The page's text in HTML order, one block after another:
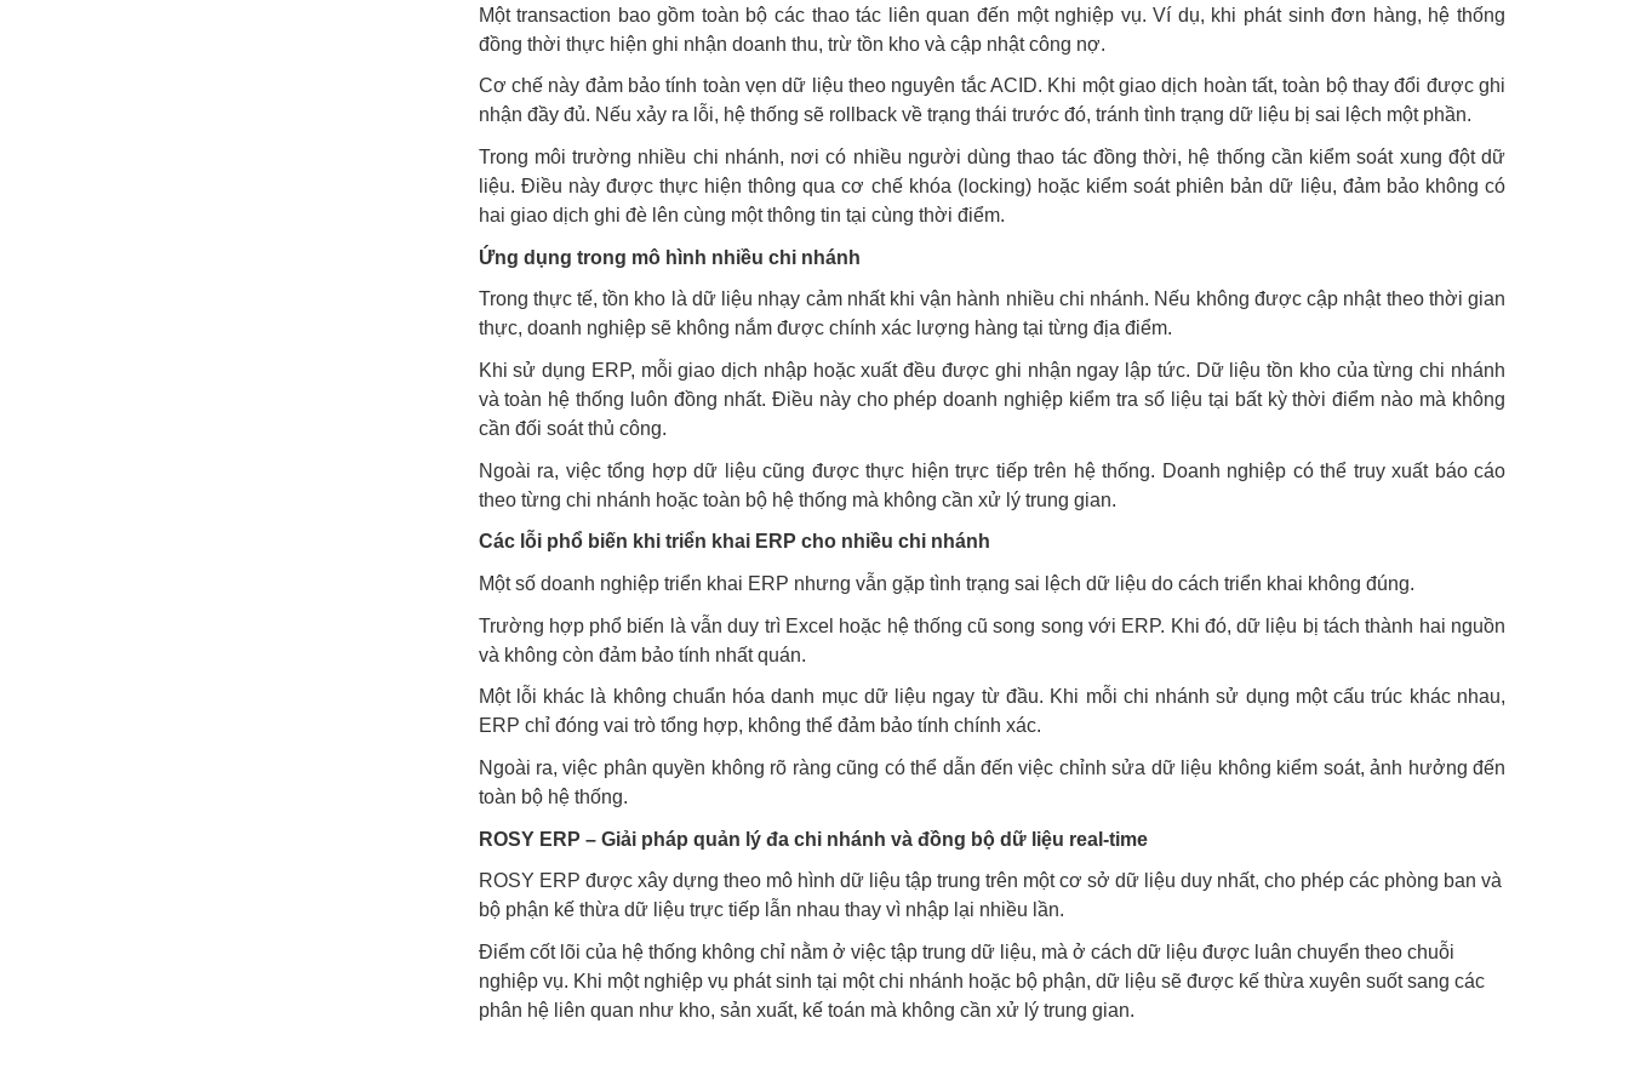
Một transaction bao gồm toàn bộ các thao tác liên quan đến một nghiệp vụ. Ví dụ, khi phát sinh đơn hàng, hệ thống
đồng thời thực hiện ghi nhận doanh thu, trừ tồn kho và cập nhật công nợ.
Cơ chế này đảm bảo tính toàn vẹn dữ liệu theo nguyên tắc ACID. Khi một giao dịch hoàn tất, toàn bộ thay đổi được ghi
nhận đầy đủ. Nếu xảy ra lỗi, hệ thống sẽ rollback về trạng thái trước đó, tránh tình trạng dữ liệu bị sai lệch một phần.
Trong môi trường nhiều chi nhánh, nơi có nhiều người dùng thao tác đồng thời, hệ thống cần kiểm soát xung đột dữ
liệu. Điều này được thực hiện thông qua cơ chế khóa (locking) hoặc kiểm soát phiên bản dữ liệu, đảm bảo không có
hai giao dịch ghi đè lên cùng một thông tin tại cùng thời điểm.
Ứng dụng trong mô hình nhiều chi nhánh
Trong thực tế, tồn kho là dữ liệu nhạy cảm nhất khi vận hành nhiều chi nhánh. Nếu không được cập nhật theo thời gian
thực, doanh nghiệp sẽ không nắm được chính xác lượng hàng tại từng địa điểm.
Khi sử dụng ERP, mỗi giao dịch nhập hoặc xuất đều được ghi nhận ngay lập tức. Dữ liệu tồn kho của từng chi nhánh
và toàn hệ thống luôn đồng nhất. Điều này cho phép doanh nghiệp kiểm tra số liệu tại bất kỳ thời điểm nào mà không
cần đối soát thủ công.
Ngoài ra, việc tổng hợp dữ liệu cũng được thực hiện trực tiếp trên hệ thống. Doanh nghiệp có thể truy xuất báo cáo
theo từng chi nhánh hoặc toàn bộ hệ thống mà không cần xử lý trung gian.
Các lỗi phổ biến khi triển khai ERP cho nhiều chi nhánh
Một số doanh nghiệp triển khai ERP nhưng vẫn gặp tình trạng sai lệch dữ liệu do cách triển khai không đúng.
Trường hợp phổ biến là vẫn duy trì Excel hoặc hệ thống cũ song song với ERP. Khi đó, dữ liệu bị tách thành hai nguồn
và không còn đảm bảo tính nhất quán.
Một lỗi khác là không chuẩn hóa danh mục dữ liệu ngay từ đầu. Khi mỗi chi nhánh sử dụng một cấu trúc khác nhau,
ERP chỉ đóng vai trò tổng hợp, không thể đảm bảo tính chính xác.
Ngoài ra, việc phân quyền không rõ ràng cũng có thể dẫn đến việc chỉnh sửa dữ liệu không kiểm soát, ảnh hưởng đến
toàn bộ hệ thống.
ROSY ERP – Giải pháp quản lý đa chi nhánh và đồng bộ dữ liệu real-time
ROSY ERP được xây dựng theo mô hình dữ liệu tập trung trên một cơ sở dữ liệu duy nhất, cho phép các phòng ban và
bộ phận kế thừa dữ liệu trực tiếp lẫn nhau thay vì nhập lại nhiều lần.
Điểm cốt lõi của hệ thống không chỉ nằm ở việc tập trung dữ liệu, mà ở cách dữ liệu được luân chuyển theo chuỗi
nghiệp vụ. Khi một nghiệp vụ phát sinh tại một chi nhánh hoặc bộ phận, dữ liệu sẽ được kế thừa xuyên suốt sang các
phân hệ liên quan như kho, sản xuất, kế toán mà không cần xử lý trung gian.